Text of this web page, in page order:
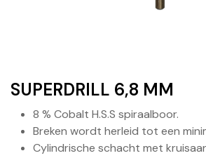
SUPERDRILL 6,8 MM
8 % Cobalt H.S.S spiraalboor.
Breken wordt herleid tot een
Cylindrische schacht met